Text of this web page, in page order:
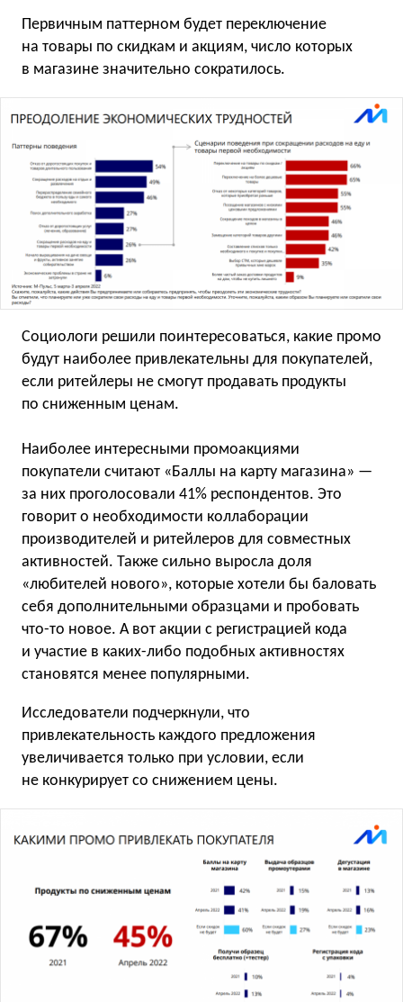
Первичным паттерном будет переключение
на товары по скидкам и акциям, число которых
в магазине значительно сократилось.
Социологи решили поинтересоваться, какие промо
будут наиболее привлекательны для покупателей,
если ритейлеры не смогут продавать продукты
по сниженным ценам.
Наиболее интересными промоакциями
покупатели считают «Баллы на карту магазина» —
за них проголосовали 41% респондентов. Это
говорит о необходимости коллаборации
производителей и ритейлеров для совместных
активностей. Также сильно выросла доля
«любителей нового», которые хотели бы баловать
себя дополнительными образцами и пробовать
что-то новое. А вот акции с регистрацией кода
и участие в каких-либо подобных активностях
становятся менее популярными.
Исследователи подчеркнули, что
привлекательность каждого предложения
увеличивается только при условии, если
не конкурирует со снижением цены.